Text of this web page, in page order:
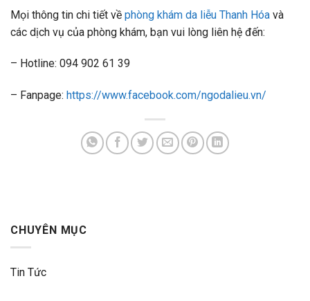
Mọi thông tin chi tiết về phòng khám da liễu Thanh Hóa và
các dịch vụ của phòng khám, bạn vui lòng liên hệ đến:
– Hotline: 094 902 61 39
– Fanpage: https://www.facebook.com/ngodalieu.vn/
CHUYÊN MỤC
Tin Tức